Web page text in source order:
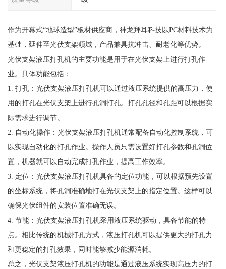
作为开幕式“地球造型”板材供应商，神龙拜耳科技以PC材料技术为
基础，延伸至光伏支架领域，产品兼具抗冲击、耐老化等优势。
光伏支架液压打孔机的主要功能是用于在光伏支架上进行打孔作
业。具体功能包括：
1. 打孔：光伏支架液压打孔机可以通过液压系统提供的高压力，使
用的打孔在光伏支架上进行孔洞打孔。打孔孔径和孔距可以根据实
际需求进行调节。
2. 自动化操作：光伏支架液压打孔机通常配备自动化控制系统，可
以实现自动化的打孔作业。操作人员只需设置好打孔参数和孔洞位
置，机器就可以自动完成打孔作业，提高工作效率。
3. 定位：光伏支架液压打孔机具备的定位功能，可以根据预先设置
的坐标系统，将孔洞准确地打在光伏支架上的指定位置。这样可以
确保光伏组件的安装位置准确无误。
4. 节能：光伏支架液压打孔机采用液压系统驱动，具备节能的特
点。相比传统的机械打孔方式，液压打孔机可以提供更大的打孔力
和更稳定的打孔效果，同时能够减少能源消耗。
总之，光伏支架液压打孔机的功能是通过液压系统实现高压力的打